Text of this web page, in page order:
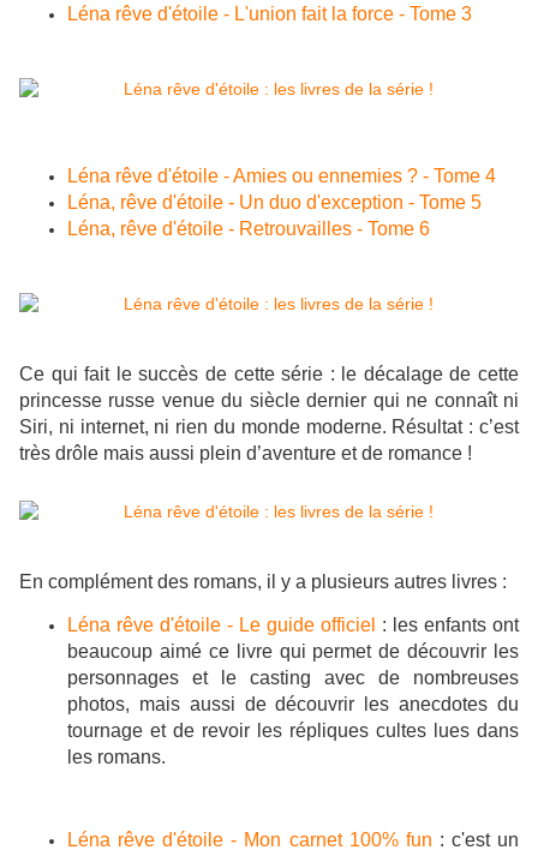
Léna rêve d'étoile - L'union fait la force - Tome 3
Léna rêve d'étoile - Amies ou ennemies ? - Tome 4
Léna, rêve d'étoile - Un duo d'exception - Tome 5
Léna, rêve d'étoile - Retrouvailles - Tome 6
Ce qui fait le succès de cette série : le décalage de cette
princesse russe venue du siècle dernier qui ne connaît ni
Siri, ni internet, ni rien du monde moderne. Résultat : c’est
très drôle mais aussi plein d’aventure et de romance !
En complément des romans, il y a plusieurs autres livres :
Léna rêve d'étoile - Le guide officiel : les enfants ont
beaucoup aimé ce livre qui permet de découvrir les
personnages et le casting avec de nombreuses
photos, mais aussi de découvrir les anecdotes du
tournage et de revoir les répliques cultes lues dans
les romans.
Léna rêve d'étoile - Mon carnet 100% fun : c'est un